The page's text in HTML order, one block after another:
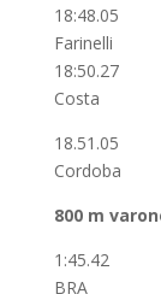
800
BRA